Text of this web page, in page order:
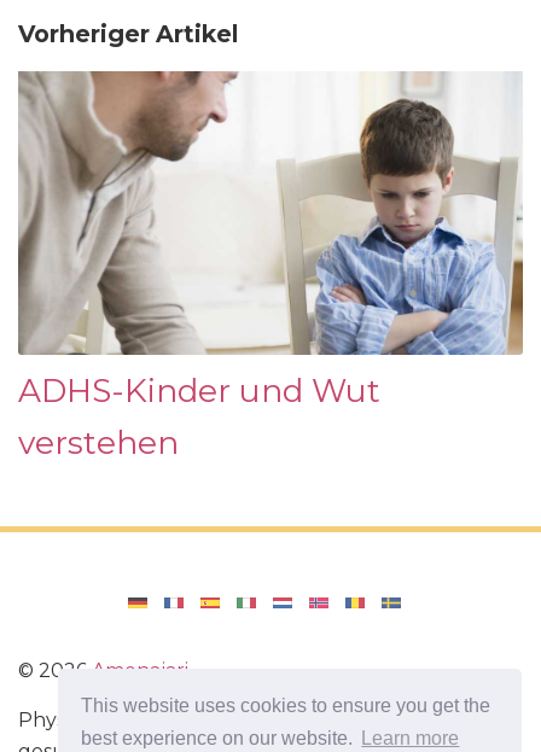
This website uses cookies to ensure you get the
best experience on our website.
Learn more
Vorheriger Artikel
ADHS-Kinder und Wut
verstehen
© 2026 Amenajari
Physische Übungen. Diäten und Rezepte für eine